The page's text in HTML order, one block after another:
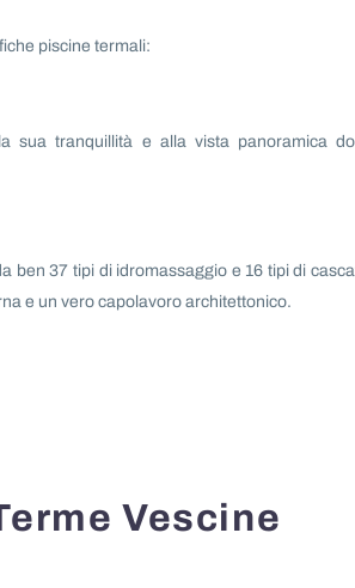
piscine termali:
sua tranquillità e alla vista panoramica
ben 37 tipi di idromassaggio e 16 tipi di
e un vero capolavoro architettonico.
Vescine